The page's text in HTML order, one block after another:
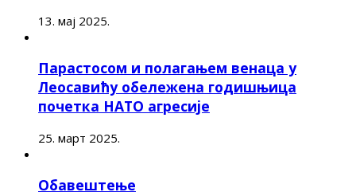
13. мај 2025.
Парастосом и полагањем венаца у
Леосавићу обележена годишњица
почетка НАТО агресије
25. март 2025.
Обавештење